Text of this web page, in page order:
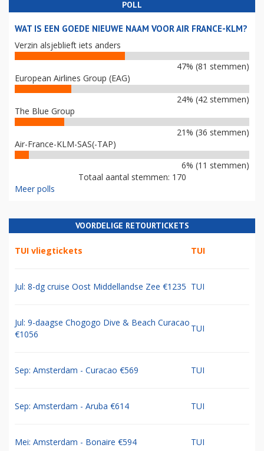
POLL
WAT IS EEN GOEDE NIEUWE NAAM VOOR AIR FRANCE-KLM?
Verzin alsjeblieft iets anders
47% (81 stemmen)
European Airlines Group (EAG)
24% (42 stemmen)
The Blue Group
21% (36 stemmen)
Air-France-KLM-SAS(-TAP)
6% (11 stemmen)
Totaal aantal stemmen: 170
Meer polls
VOORDELIGE RETOURTICKETS
TUI vliegtickets TUI
Jul: 8-dg cruise Oost Middellandse Zee €1235 TUI
Jul: 9-daagse Chogogo Dive & Beach Curacao
€1056
TUI
Sep: Amsterdam - Curacao €569 TUI
Sep: Amsterdam - Aruba €614 TUI
Mei: Amsterdam - Bonaire €594 TUI